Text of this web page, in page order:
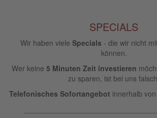
SPECIALS
Wir haben viele Specials - die wir nicht
können.
Wer keine 5 Minuten Zeit investieren
zu sparen, ist bei uns
Telefonisches Sofortangebot innerhalb